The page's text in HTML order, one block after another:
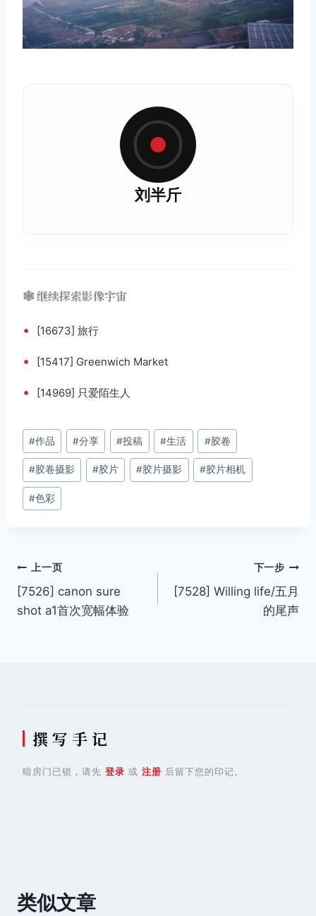
刘半斤
🕸️ 继续探索影像宇宙
• [16673] 旅行
• [15417] Greenwich Market
• [14969] 只爱陌生人
文
章
标
签：
#作品 #分享 #投稿 #生活 #胶卷
#胶卷摄影 #胶片 #胶片摄影 #胶片相机
#色彩
文
章
上一页
[7526] canon sure
shot a1首次宽幅体验
下一步
[7528] Willing life/五月
的尾声
撰 写 手 记
暗房门已锁，请先 登录 或 注册 后留下您的印记。
类似文章